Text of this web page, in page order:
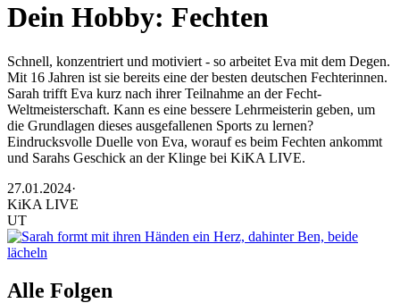
Dein Hobby: Fechten
Schnell, konzentriert und motiviert - so arbeitet Eva mit dem Degen.
Mit 16 Jahren ist sie bereits eine der besten deutschen Fechterinnen.
Sarah trifft Eva kurz nach ihrer Teilnahme an der Fecht-
Weltmeisterschaft. Kann es eine bessere Lehrmeisterin geben, um
die Grundlagen dieses ausgefallenen Sports zu lernen?
Eindrucksvolle Duelle von Eva, worauf es beim Fechten ankommt
und Sarahs Geschick an der Klinge bei KiKA LIVE.
27.01.2024·
KiKA LIVE
UT
Alle Folgen